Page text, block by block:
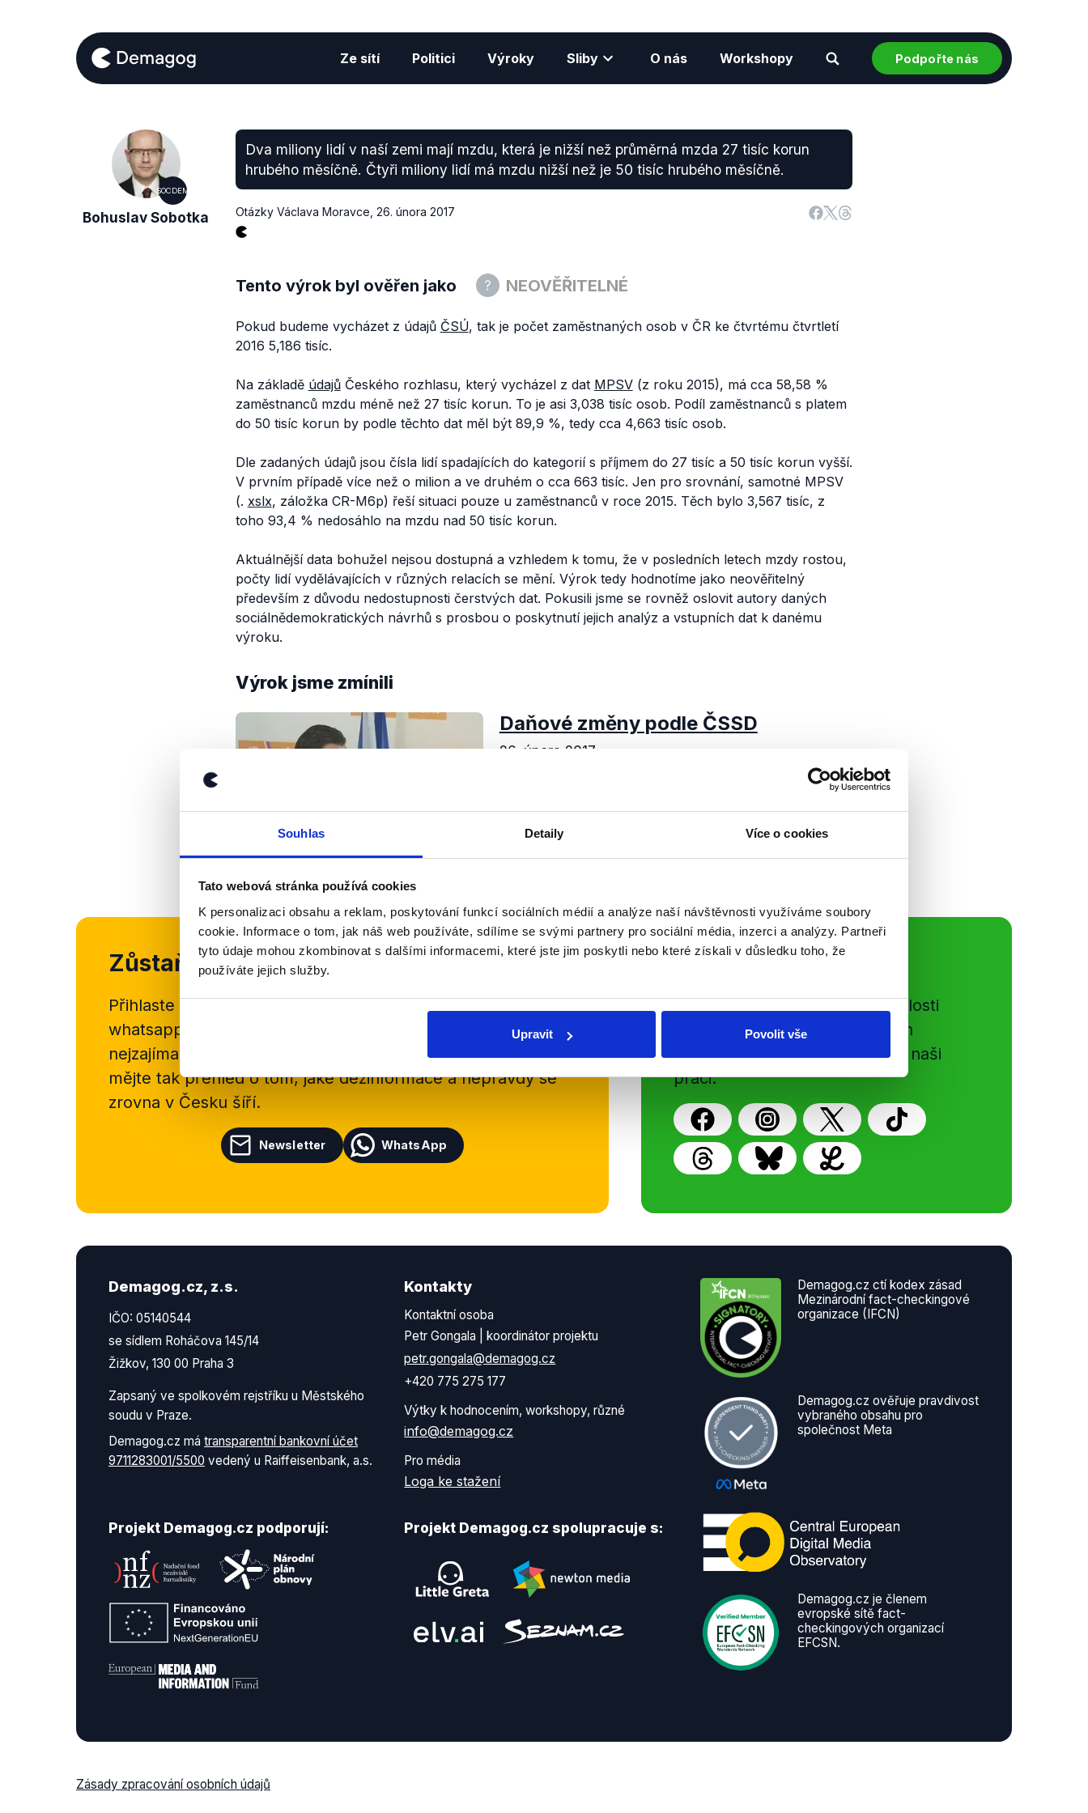
Souhlas Detaily Více o cookies
Tato webová stránka používá cookies
K personalizaci obsahu a reklam, poskytování funkcí sociálních médií a analýze naší návštěvnosti využíváme soubory
cookie. Informace o tom, jak náš web používáte, sdílíme se svými partnery pro sociální média, inzerci a analýzy. Partneři
tyto údaje mohou zkombinovat s dalšími informacemi, které jste jim poskytli nebo které získali v důsledku toho, že
používáte jejich služby.
Upravit Povolit vše
Ze sítí Politici Výroky Sliby O nás Workshopy Podpořte nás
SOCDEM
Bohuslav Sobotka
Dva miliony lidí v naší zemi mají mzdu, která je nižší než průměrná mzda 27 tisíc korun
hrubého měsíčně. Čtyři miliony lidí má mzdu nižší než je 50 tisíc hrubého měsíčně.
Otázky Václava Moravce 26. února 2017
Tento výrok byl ověřen jako NEOVĚŘITELNÉ
Pokud budeme vycházet z údajů ČSÚ, tak je počet zaměstnaných osob v ČR ke čtvrtému čtvrtletí
2016 5,186 tisíc.
Na základě údajůČeského rozhlasu, který vycházel z dat MPSV(z roku 2015), má cca 58,58 %
zaměstnanců mzdu méně než 27 tisíc korun. To je asi 3,038 tisíc osob. Podíl zaměstnanců s platem
do 50 tisíc korun by podle těchto dat měl být 89,9 %, tedy cca 4,663 tisíc osob.
Dle zadaných údajů jsou čísla lidí spadajících do kategorií s příjmem do 27 tisíc a 50 tisíc korun vyšší.
V prvním případě více než o milion a ve druhém o cca 663 tisíc. Jen pro srovnání, samotné MPSV
(. xslx, záložka CR-M6p) řeší situaci pouze u zaměstnanců v roce 2015. Těch bylo 3,567 tisíc, z
toho 93,4 % nedosáhlo na mzdu nad 50 tisíc korun.
Aktuálnější data bohužel nejsou dostupná a vzhledem k tomu, že v posledních letech mzdy rostou,
počty lidí vydělávajících v různých relacích se mění. Výrok tedy hodnotíme jako neověřitelný
především z důvodu nedostupnosti čerstvých dat. Pokusili jsme se rovněž oslovit autory daných
sociálnědemokratických návrhů s prosbou o poskytnutí jejich analýz a vstupních dat k danému
výroku.
Výrok jsme zmínili
Daňové změny podle ČSSD
26. února 2017
K diskuzi v Otázkách Václava Moravce tentokrát
zasedli premiér Bohuslav Sobotka (ČSSD) a předseda
STAN Petr Gazdík. Hlavními tématy byly progresivní
zdanění navrhované ČSSD a obecně výše...
Zůstaňme v kontaktu
Přihlaste se k odběru našehonewsletteru nebo
whatsappového kanálu, kde pravidelně přinášíme shrnutí
nejzajímavějších článků a analýz. Začněte nás odebírat, a
mějte tak přehled o tom, jaké dezinformace a nepravdy se
zrovna v Česku šíří.
Newsletter WhatsApp
Sociální sítě
Nenechte si ujít nejnovější události
z Demagog.cz. Sdílením našich
příspěvků přátelům podpoříte naši
práci.
Demagog.cz, z.s.
IČO: 05140544
se sídlem Roháčova 145/14
Žižkov, 130 00 Praha 3
Zapsaný ve spolkovém rejstříku u Městského
soudu v Praze.
Demagog.cz má transparentní bankovní účet
9711283001/5500 vedený u Raiffeisenbank, a.s.
Kontakty
Kontaktní osoba
Petr Gongala | koordinátor projektu
petr.gongala@demagog.cz
+420 775 275 177
Výtky k hodnocením, workshopy, různé
info@demagog.cz
Pro média
Loga ke stažení
Projekt Demagog.cz podporují: Projekt Demagog.cz spolupracuje s:
Demagog.cz ctí kodex zásad
Mezinárodní fact-checkingové
organizace (IFCN)
Demagog.cz ověřuje pravdivost
vybraného obsahu pro
společnost Meta
Demagog.cz je členem
evropské sítě fact-
checkingových organizací
EFCSN.
Zásady zpracování osobních údajů